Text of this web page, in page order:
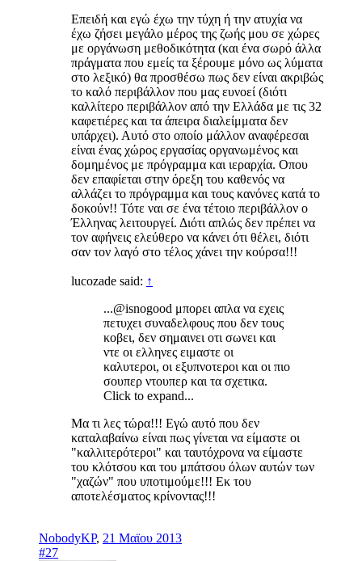
Επειδή και εγώ έχω την τύχη ή την ατυχία να
έχω ζήσει μεγάλο μέρος της ζωής μου σε χώρες
με οργάνωση μεθοδικότητα (και ένα σωρό άλλα
πράγματα που εμείς τα ξέρουμε μόνο ως λύματα
στο λεξικό) θα προσθέσω πως δεν είναι ακριβώς
το καλό περιβάλλον που μας ευνοεί (διότι
καλλίτερο περιβάλλον από την Ελλάδα με τις 32
καφετιέρες και τα άπειρα διαλείμματα δεν
υπάρχει). Αυτό στο οποίο μάλλον αναφέρεσαι
είναι ένας χώρος εργασίας οργανωμένος και
δομημένος με πρόγραμμα και ιεραρχία. Οπου
δεν επαφίεται στην όρεξη του καθενός να
αλλάζει το πρόγραμμα και τους κανόνες κατά το
δοκούν!! Τότε ναι σε ένα τέτοιο περιβάλλον ο
Έλληνας λειτουργεί. Διότι απλώς δεν πρέπει να
τον αφήνεις ελεύθερο να κάνει ότι θέλει, διότι
σαν τον λαγό στο τέλος χάνει την κούρσα!!!
lucozade said: ↑
...@isnogood μπορει απλα να εχεις
πετυχει συναδελφους που δεν τους
κοβει, δεν σημαινει οτι σωνει και
ντε οι ελληνες ειμαστε οι
καλυτεροι, οι εξυπνοτεροι και οι πιο
σουπερ ντουπερ και τα σχετικα.
Click to expand...
Μα τι λες τώρα!!! Εγώ αυτό που δεν
καταλαβαίνω είναι πως γίνεται να είμαστε οι
"καλλιτερότεροι" και ταυτόχρονα να είμαστε
του κλότσου και του μπάτσου όλων αυτών των
"χαζών" που υποτιμούμε!!! Εκ του
αποτελέσματος κρίνοντας!!!
NobodyKP, 21 Μαϊου 2013
#27